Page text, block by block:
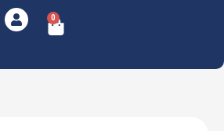
0
Cart